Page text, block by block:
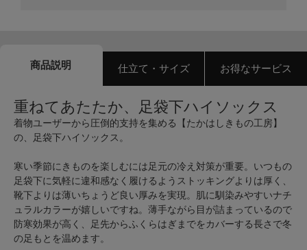
商品説明 仕立て・サイズ お得なサービス
重ねてあたたか、足袋下ハイソックス
着物ユーザーから圧倒的支持を集める【たかはしきもの工房】
の、足袋下ハイソックス。
寒い季節にきものを楽しむには足元の冷え対策が重要。いつもの
足袋下に気軽に違和感なく履けるようストッキングよりは厚く、
靴下よりは薄いちょうど良い厚みを実現。肌に馴染みやすいナチ
ュラルカラーが嬉しいですね。薄手ながら目が詰まっているので
防寒効果が高く、足先からふくらはぎまでをカバーする長さで冬
の足もとを温めます。